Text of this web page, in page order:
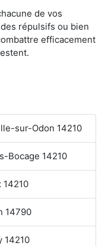
de vos
répulsifs ou bien
efficacement
sur-Odon 14210
Bocage 14210
14210
14790
14210